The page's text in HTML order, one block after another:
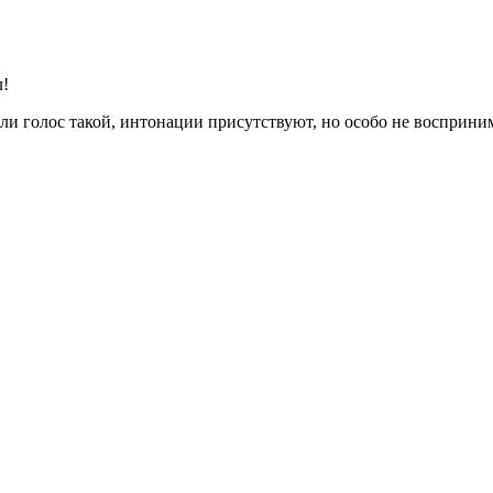
голос такой, интонации присутствуют, но особо не